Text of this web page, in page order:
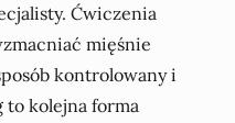
Ćwiczenia
mięśnie
kontrolowany i
kolejna forma